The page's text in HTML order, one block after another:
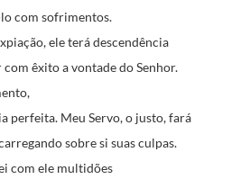
com sofrimentos.
ele terá descendência
êxito a vontade do Senhor.
perfeita. Meu Servo, o justo, fará
sobre si suas culpas.
com ele multidões